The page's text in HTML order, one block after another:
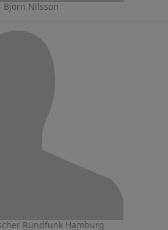
Björn Nilsson
Rundfunk Hamburg